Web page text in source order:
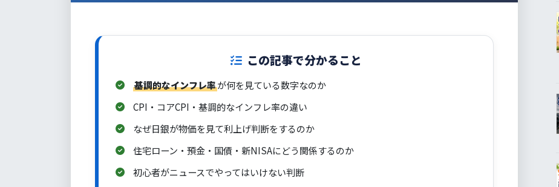
この記事で分かること
基調的なインフレ率が何を見ている数字なのか
CPI・コアCPI・基調的なインフレ率の違い
なぜ日銀が物価を見て利上げ判断をするのか
住宅ローン・預金・国債・新NISAにどう関係するのか
初心者がニュースでやってはいけない判断